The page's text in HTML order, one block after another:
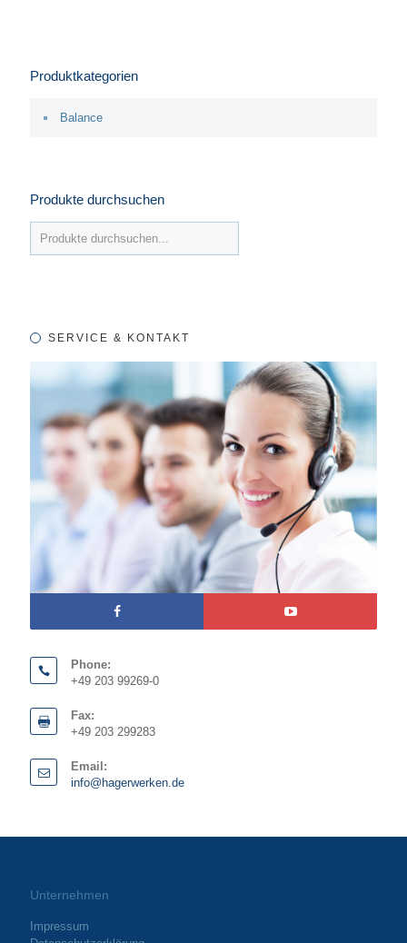
Produktkategorien
Balance
Produkte durchsuchen
SERVICE & KONTAKT
Phone:
+49 203 99269-0
Fax:
+49 203 299283
Email:
info@hagerwerken.de
Unternehmen
Impressum